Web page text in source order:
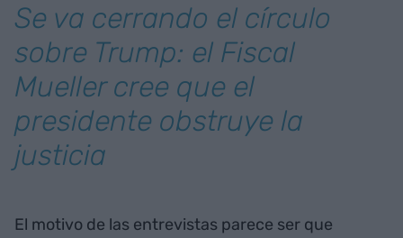
Se va cerrando el círculo
sobre Trump: el Fiscal
Mueller cree que el
presidente obstruye la
justicia
El motivo de las entrevistas parece ser que